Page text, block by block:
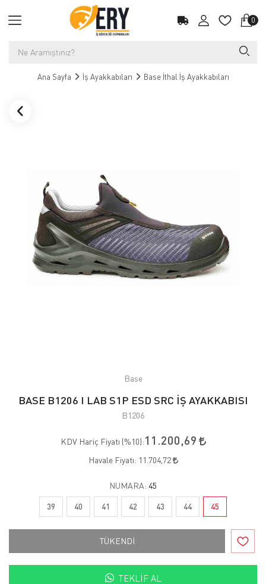
0
Ana Sayfa İş Ayakkabıları Base İthal İş Ayakkabıları
Base
BASE B1206 I LAB S1P ESD SRC İŞ AYAKKABISI
B1206
KDV Hariç Fiyatı (%10):11.200,69
Havale Fiyatı: 11.704,72
NUMARA: 45
39 40 41 42 43 44 45
TÜKENDİ
TEKLIF AL